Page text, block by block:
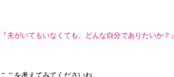
『夫がいてもいなくても、どんな自分でありたいか？』
ここを考えてみてくださいね。